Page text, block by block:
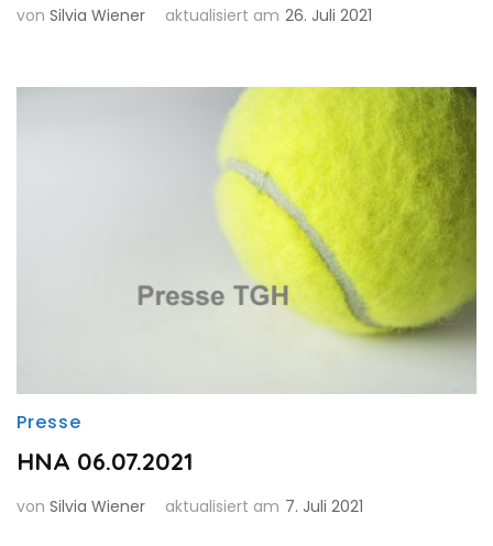
von Silvia Wiener aktualisiert am 26. Juli 2021
Presse
HNA 06.07.2021
von Silvia Wiener aktualisiert am 7. Juli 2021